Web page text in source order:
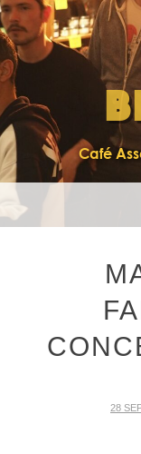
Café
28